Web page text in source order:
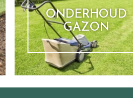
ONDERHOUD
GAZON